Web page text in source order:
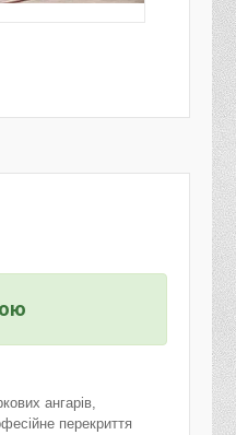
ангарів,
перекриття